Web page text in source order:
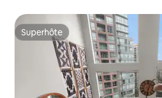
Superhôte
Superhôte